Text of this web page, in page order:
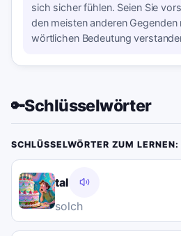
sich sicher fühlen. Seien Sie
den meisten anderen Gegenden
wörtlichen Bedeutung
🔑Schlüsselwörter
SCHLÜSSELWÖRTER ZUM LERNEN:
tal
solch